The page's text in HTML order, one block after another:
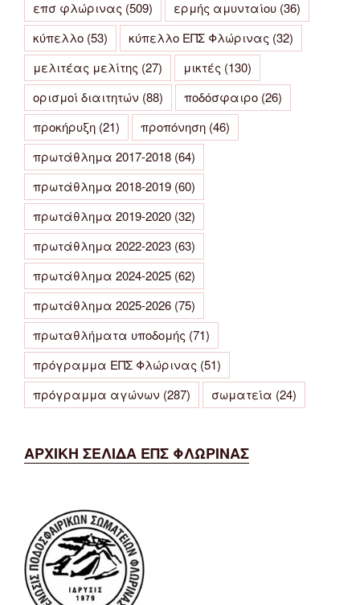
επσ φλώρινας (509) ερμής αμυνταίου (36)
κύπελλο (53) κύπελλο ΕΠΣ Φλώρινας (32)
μελιτέας μελίτης (27) μικτές (130)
ορισμοί διαιτητών (88) ποδόσφαιρο (26)
προκήρυξη (21) προπόνηση (46)
πρωτάθλημα 2017-2018 (64)
πρωτάθλημα 2018-2019 (60)
πρωτάθλημα 2019-2020 (32)
πρωτάθλημα 2022-2023 (63)
πρωτάθλημα 2024-2025 (62)
πρωτάθλημα 2025-2026 (75)
πρωταθλήματα υποδομής (71)
πρόγραμμα ΕΠΣ Φλώρινας (51)
πρόγραμμα αγώνων (287) σωματεία (24)
ΑΡΧΙΚΗ ΣΕΛΙΔΑ ΕΠΣ ΦΛΩΡΙΝΑΣ